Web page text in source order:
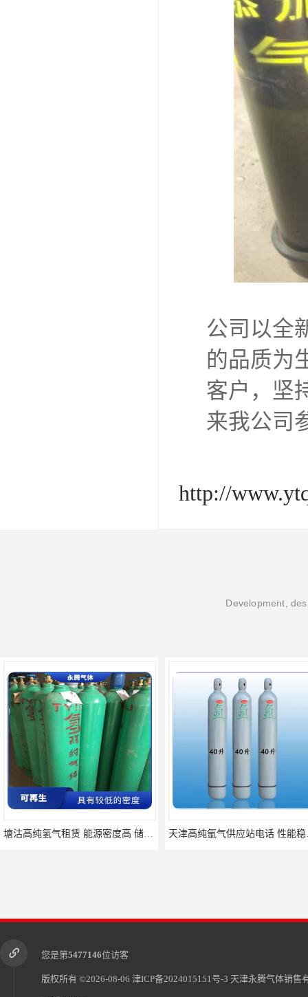
公司以全
的品质为
客户，坚
来我公司
http://
Development,
塘沽高纯氢气租赁 能源密度高 储存和传输便利 天津
您是第5477146位访客
版权所有 ©2026-08-06 津ICP备2024015151号-3 天津永腾气体销售